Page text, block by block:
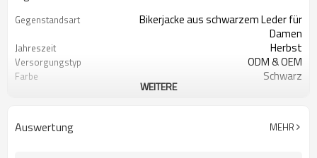
Gegenstandsart
Bikerjacke aus schwarzem Leder für
Damen
Jahreszeit Herbst
Versorgungstyp ODM & OEM
Farbe Schwarz
Verschlusstyp Reißverschluss
WEITERE
Auswertung MEHR